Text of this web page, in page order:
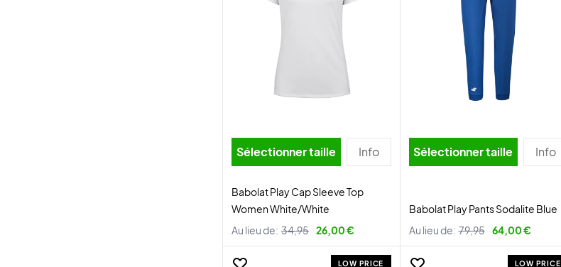
Sélectionner taille Info
Babolat Play Cap Sleeve Top
Women White/White
Au lieu de: 34,95 26,00 €
Sélectionner taille Info
Babolat Play Pants Sodalite Blue
Au lieu de: 79,95 64,00 €
LOW PRICE LOW PRICE